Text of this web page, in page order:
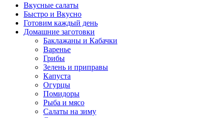
Вкусные салаты
Быстро и Вкусно
Готовим каждый день
Домашние заготовки
Баклажаны и Кабачки
Варенье
Грибы
Зелень и приправы
Капуста
Огурцы
Помидоры
Рыба и мясо
Салаты на зиму